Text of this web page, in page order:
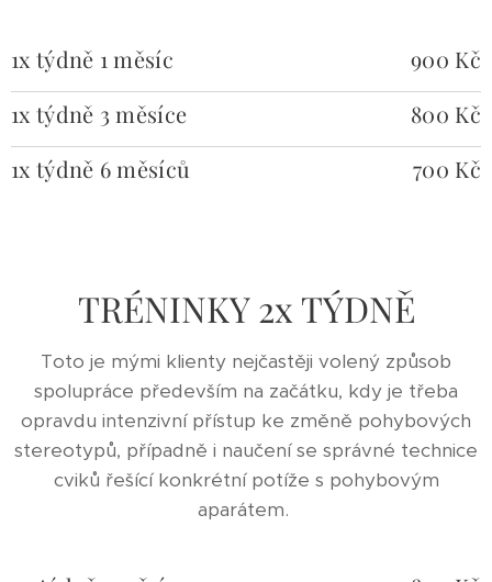
1x týdně 1 měsíc
900 Kč
1x týdně 3 měsíce
800 Kč
1x týdně 6 měsíců
700 Kč
TRÉNINKY 2x TÝDNĚ
Toto je mými klienty nejčastěji volený způsob
spolupráce především na začátku, kdy je třeba
opravdu intenzivní přístup ke změně pohybových
stereotypů, případně i naučení se správné technice
cviků řešící konkrétní potíže s pohybovým
aparátem.